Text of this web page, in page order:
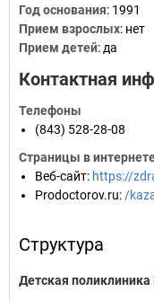
Год основания: 1991
Прием взрослых: нет
Прием детей: да
Контактная
Телефоны
(843) 528-28-08
Страницы в
Веб-сайт: https://
Prodoctorov.ru: /
Структура
Детская